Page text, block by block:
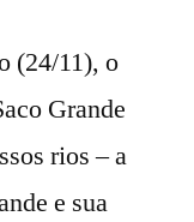
(24/11), o
Grande
rios – a
e sua